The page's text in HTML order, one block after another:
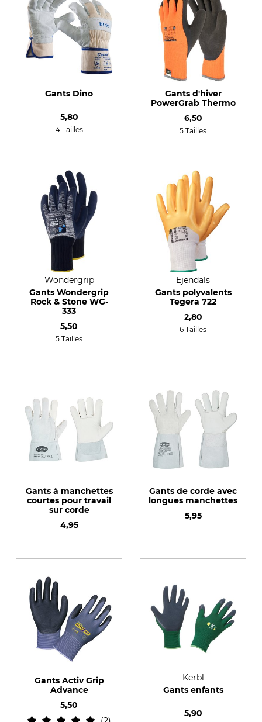
Gants Dino
5,80
4 Tailles
Gants d'hiver
PowerGrab Thermo
6,50
5 Tailles
Wondergrip
Gants Wondergrip
Rock & Stone WG-
333
5,50
5 Tailles
Ejendals
Gants polyvalents
Tegera 722
2,80
6 Tailles
Gants à manchettes
courtes pour travail
sur corde
4,95
Gants de corde avec
longues manchettes
5,95
Gants Activ Grip
Advance
5,50
Kerbl
Gants enfants
5,90